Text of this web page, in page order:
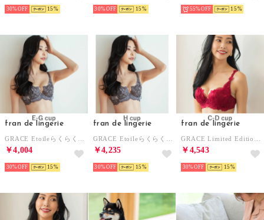
30% 15 30% 15 55% 15
fran de lingerie
￥4,004
30% 15
fran de lingerie
￥4,235
30% 15
fran de lingerie
￥4,543
30% 15